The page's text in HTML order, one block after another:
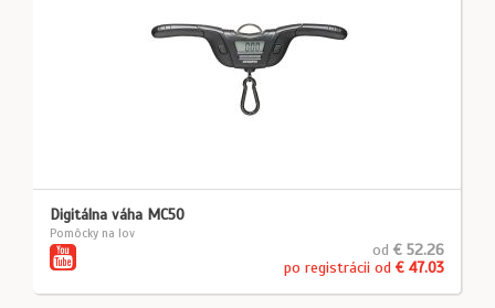
Digitálna váha MC50
Pomôcky na lov
od € 52.26
po registrácii od € 47.03